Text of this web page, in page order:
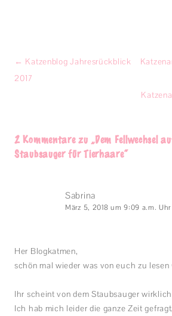
Beitragsnavigation
← Katzenblog Jahresrückblick
2017
2 Kommentare zu „Dem Fellwechsel
Staubsauger für Tierhaare“
Sabrina
März 5, 2018 um 9:09 a.m. Uhr
Her Blogkatmen,
schön mal wieder was von euch zu lesen
Ihr scheint von dem Staubsauger
Ich hab mich leider die ganze Zeit